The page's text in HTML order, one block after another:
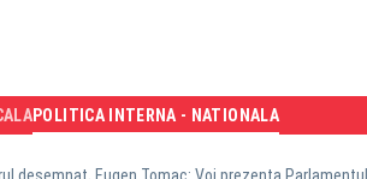
POLITICA INTERNA - NATIONALA